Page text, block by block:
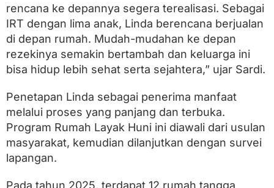
rencana ke depannya segera terealisasi. Sebagai
IRT dengan lima anak, Linda berencana berjualan
di depan rumah. Mudah-mudahan ke depan
rezekinya semakin bertambah dan keluarga ini
bisa hidup lebih sehat serta sejahtera,” ujar Sardi.
Penetapan Linda sebagai penerima manfaat
melalui proses yang panjang dan terbuka.
Program Rumah Layak Huni ini diawali dari usulan
masyarakat, kemudian dilanjutkan dengan survei
lapangan.
Pada tahun 2025, terdapat 12 rumah tangga